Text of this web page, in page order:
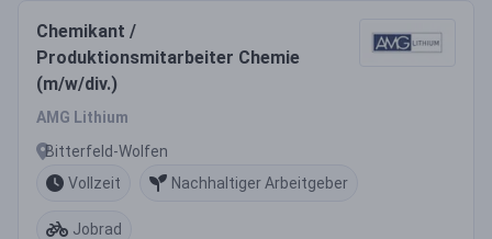
Chemikant /
Produktionsmitarbeiter Chemie
(m/w/div.)
AMG Lithium
Bitterfeld-Wolfen
Vollzeit
Nachhaltiger Arbeitgeber
Jobrad